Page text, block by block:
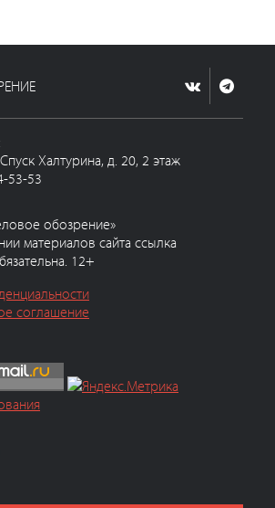
Халтурина, д. 20, 2 этаж
53-53
обозрение»
материалов сайта ссылка
12+
соглашение